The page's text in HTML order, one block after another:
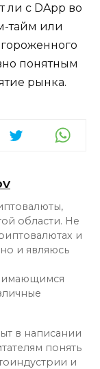
ли с DApp во
тайм или
понятным
рынка.
области. Не
и
и являюсь
в написании
понять
и